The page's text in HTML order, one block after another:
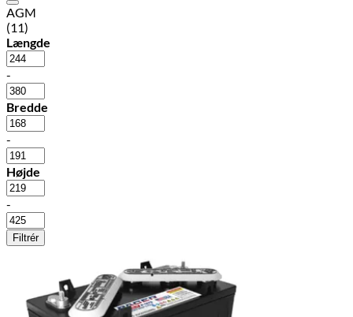
AGM
(11)
Længde
-
Bredde
-
Højde
-
Filtrér